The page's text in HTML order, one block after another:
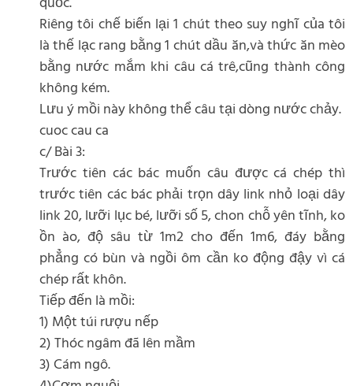
Riêng tôi chế biến lại 1 chút theo suy nghĩ của tôi
là thế lạc rang bằng 1 chút dầu ăn,và thức ăn mèo
bằng nước mắm khi câu cá trê,cũng thành công
không kém.
Lưu ý mồi này không thể câu tại dòng nước chảy.
cuoc cau ca
c/ Bài 3:
Trước tiên các bác muốn câu được cá chép thì
trước tiên các bác phải trọn dây link nhỏ loại dây
link 20, lưỡi lục bé, lưỡi số 5, chon chỗ yên tĩnh, ko
ồn ào, độ sâu từ 1m2 cho đến 1m6, đáy bằng
phẳng có bùn và ngồi ôm cần ko động đậy vì cá
chép rất khôn.
Tiếp đến là mồi:
1) Một túi rượu nếp
2) Thóc ngâm đã lên mầm
3) Cám ngô.